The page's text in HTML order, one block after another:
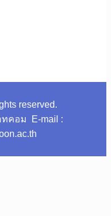
reserved.
ทคอม E-mail :